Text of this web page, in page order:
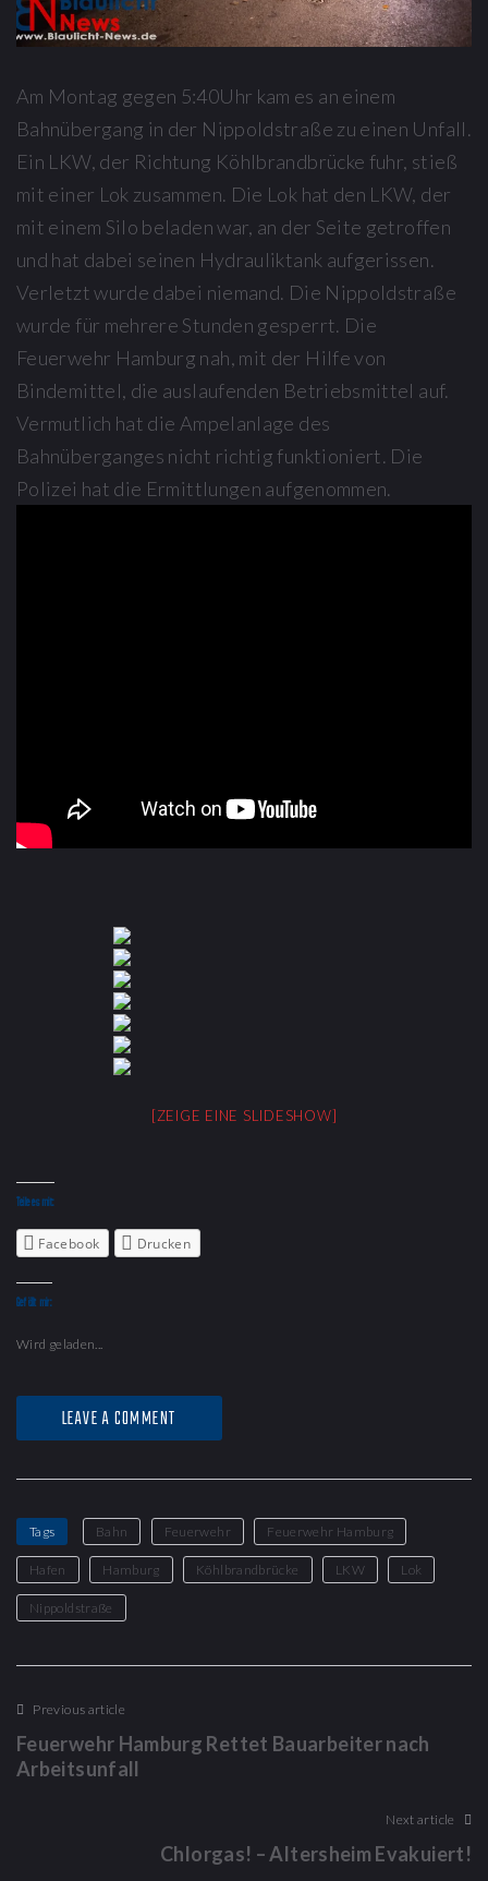
Am Montag gegen 5:40Uhr kam es an einem
Bahnübergang in der Nippoldstraße zu einen Unfall.
Ein LKW, der Richtung Köhlbrandbrücke fuhr, stieß
mit einer Lok zusammen. Die Lok hat den LKW, der
mit einem Silo beladen war, an der Seite getroffen
und hat dabei seinen Hydrauliktank aufgerissen.
Verletzt wurde dabei niemand. Die Nippoldstraße
wurde für mehrere Stunden gesperrt. Die
Feuerwehr Hamburg nah, mit der Hilfe von
Bindemittel, die auslaufenden Betriebsmittel auf.
Vermutlich hat die Ampelanlage des
Bahnüberganges nicht richtig funktioniert. Die
Polizei hat die Ermittlungen aufgenommen.
[ZEIGE EINE SLIDESHOW]
Teile es mit:
Facebook Drucken
Gefällt mir:
Wird geladen...
LEAVE A COMMENT
Tags Bahn Feuerwehr Feuerwehr Hamburg
Hafen Hamburg Köhlbrandbrücke LKW Lok
Nippoldstraße
Previous article
Feuerwehr Hamburg Rettet Bauarbeiter nach
Arbeitsunfall
Next article
Chlorgas! – Altersheim Evakuiert!